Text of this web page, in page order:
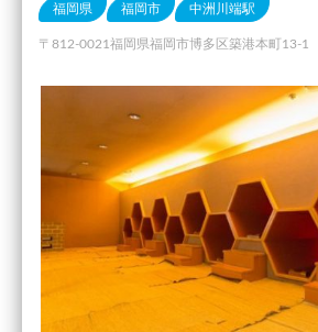
福岡県 福岡市 中洲川端駅
〒812-0021福岡県福岡市博多区築港本町13-1